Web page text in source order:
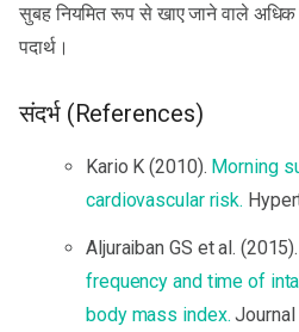
सुबह नियमित रूप से खाए जाने वाले अधिक
पदार्थ।
संदर्भ (References)
Kario K (2010). Morning
cardiovascular risk.
Aljuraiban GS et al.
frequency and time of
body mass index.